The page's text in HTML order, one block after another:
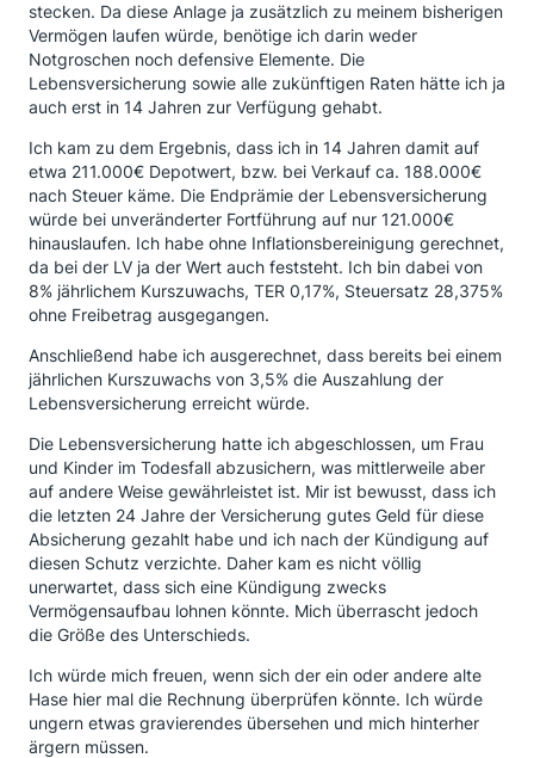
stecken. Da diese Anlage ja zusätzlich zu meinem bisherigen
Vermögen laufen würde, benötige ich darin weder
Notgroschen noch defensive Elemente. Die
Lebensversicherung sowie alle zukünftigen Raten hätte ich ja
auch erst in 14 Jahren zur Verfügung gehabt.
Ich kam zu dem Ergebnis, dass ich in 14 Jahren damit auf
etwa 211.000€ Depotwert, bzw. bei Verkauf ca. 188.000€
nach Steuer käme. Die Endprämie der Lebensversicherung
würde bei unveränderter Fortführung auf nur 121.000€
hinauslaufen. Ich habe ohne Inflationsbereinigung gerechnet,
da bei der LV ja der Wert auch feststeht. Ich bin dabei von
8% jährlichem Kurszuwachs, TER 0,17%, Steuersatz 28,375%
ohne Freibetrag ausgegangen.
Anschließend habe ich ausgerechnet, dass bereits bei einem
jährlichen Kurszuwachs von 3,5% die Auszahlung der
Lebensversicherung erreicht würde.
Die Lebensversicherung hatte ich abgeschlossen, um Frau
und Kinder im Todesfall abzusichern, was mittlerweile aber
auf andere Weise gewährleistet ist. Mir ist bewusst, dass ich
die letzten 24 Jahre der Versicherung gutes Geld für diese
Absicherung gezahlt habe und ich nach der Kündigung auf
diesen Schutz verzichte. Daher kam es nicht völlig
unerwartet, dass sich eine Kündigung zwecks
Vermögensaufbau lohnen könnte. Mich überrascht jedoch
die Größe des Unterschieds.
Ich würde mich freuen, wenn sich der ein oder andere alte
Hase hier mal die Rechnung überprüfen könnte. Ich würde
ungern etwas gravierendes übersehen und mich hinterher
ärgern müssen.